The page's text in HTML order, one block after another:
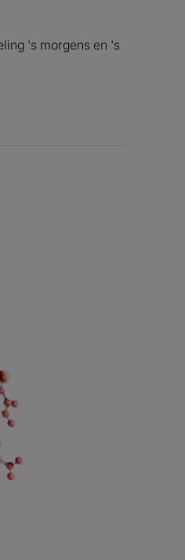
Na een
in
0,05%
werking ter
het de vorming
te gaan. Dit
is geschikt voor
's morgens en 's